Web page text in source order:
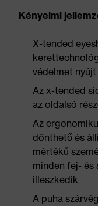
Kényelmi
X-tended
védelmet
Az x-tended
az oldalsó
Az
dönthető és
mértékű
minden fej-
illeszkedik
A puha